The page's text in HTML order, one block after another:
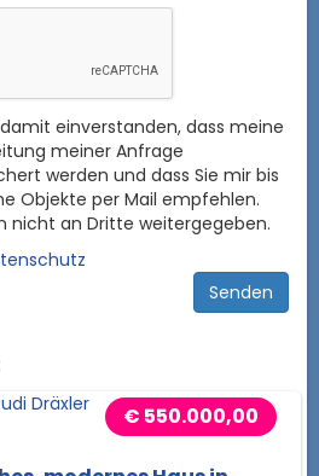
einverstanden, dass meine
meiner Anfrage
werden und dass Sie mir bis
Objekte per Mail empfehlen.
nicht an Dritte weitergegeben.
€ 550.000,00